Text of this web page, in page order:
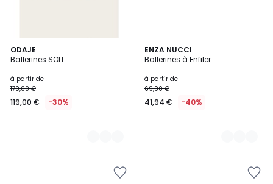
ODAJE
Ballerines SOLI
à partir de
170,00 €
119,00 € -30%
3
Couleurs
ENZA NUCCI
Ballerines à Enfiler
à partir de
69,90 €
41,94 € -40%
3
Couleurs